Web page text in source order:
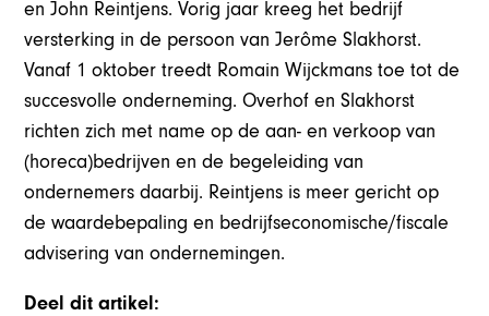
en John Reintjens. Vorig jaar kreeg het bedrijf
versterking in de persoon van Jerôme Slakhorst.
Vanaf 1 oktober treedt Romain Wijckmans toe tot de
succesvolle onderneming. Overhof en Slakhorst
richten zich met name op de aan- en verkoop van
(horeca)bedrijven en de begeleiding van
ondernemers daarbij. Reintjens is meer gericht op
de waardebepaling en bedrijfseconomische/fiscale
advisering van ondernemingen.
Deel dit artikel: